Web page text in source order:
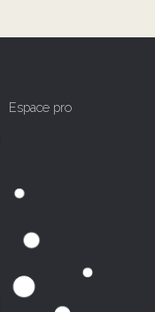
Espace pro